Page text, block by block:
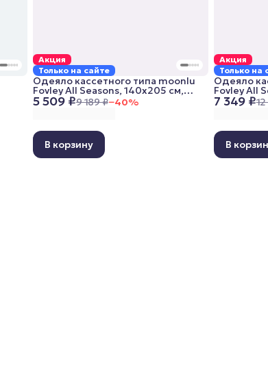
Акция
Только на сайте
5 509 ₽9 189 ₽−40%
Одеяло кассетного типа moonlu
Fovley All Seasons, 140x205 см,
всесезонное
В корзину
Акция
Только на
7 349 ₽
Одеяло
Fovley All
В